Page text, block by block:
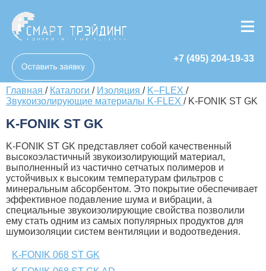
+7 (495) 204-19-33
Главная / Каталоги / Изоляция / K–FLEX /
Звукоизолирующие материалы K-FLEX / K-FONIK ST GK
K-FONIK ST GK
K-FONIK ST GK представляет собой качественный
высокоэластичный звукоизолирующий материал,
выполненный из частично сетчатых полимеров и
устойчивых к высоким температурам фильтров с
минеральным абсорбентом. Это покрытие обеспечивает
эффективное подавление шума и вибрации, а
специальные звукоизолирующие свойства позволили
ему стать одним из самых популярных продуктов для
шумоизоляции систем вентиляции и водоотведения.
K-FONIK 068 ST GK